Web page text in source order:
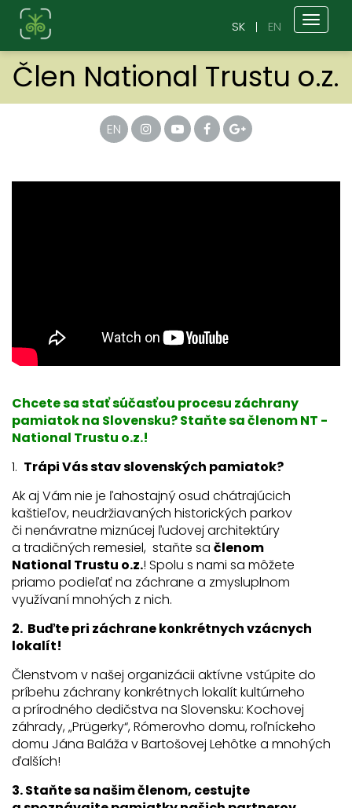
SK EN
Člen National Trustu o.z.
EN
Chcete sa stať súčasťou procesu záchrany
pamiatok na Slovensku? Staňte sa členom NT -
National Trustu o.z.!
1. Trápi Vás stav slovenských pamiatok?
Ak aj Vám nie je ľahostajný osud chátrajúcich
kaštieľov, neudržiavaných historických parkov
či nenávratne miznúcej ľudovej architektúry
a tradičných remesiel, staňte sa členom
National Trustu o.z.! Spolu s nami sa môžete
priamo podieľať na záchrane a zmysluplnom
využívaní mnohých z nich.
2. Buďte pri záchrane konkrétnych vzácnych
lokalít!
Členstvom v našej organizácii aktívne vstúpite do
príbehu záchrany konkrétnych lokalít kultúrneho
a prírodného dedičstva na Slovensku: Kochovej
záhrady, „Prügerky“, Rómerovho domu, roľníckeho
domu Jána Baláža v Bartošovej Lehôtke a mnohých
ďalších!
3. Staňte sa našim členom, cestujte